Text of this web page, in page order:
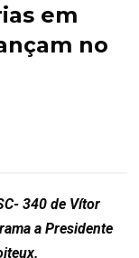
em
no
340 de Vítor
a Presidente